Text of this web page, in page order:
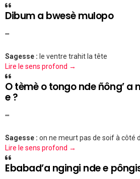
Dibum a bwesè mulopo
""
Sagesse : le ventre trahit la tête
Lire le sens profond →
O tèmè o tongo nde ñông’
e ?
""
Sagesse : on ne meurt pas de soif à côté
Lire le sens profond →
Ebabad’a ngingi nde e